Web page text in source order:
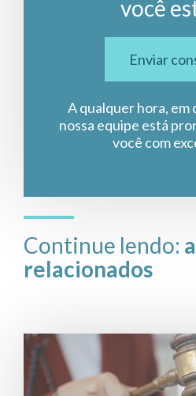
você
Enviar
A qualquer hora, em
nossa equipe está
você com
Continue lendo:
relacionados